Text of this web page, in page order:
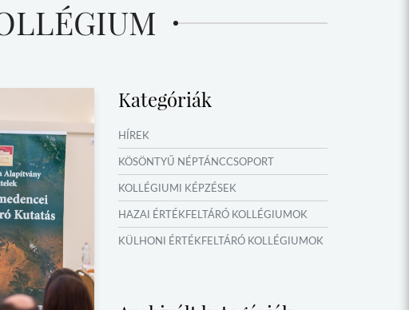
Kategóriák
HÍREK
KÖSÖNTYŰ NÉPTÁNCCSOPORT
KOLLÉGIUMI KÉPZÉSEK
HAZAI ÉRTÉKFELTÁRÓ KOLLÉGIUMOK
KÜLHONI ÉRTÉKFELTÁRÓ KOLLÉGIUMOK